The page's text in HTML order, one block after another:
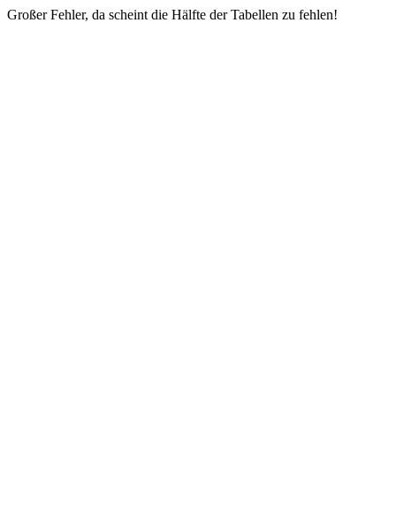
Großer Fehler, da scheint die Hälfte der Tabellen zu fehlen!